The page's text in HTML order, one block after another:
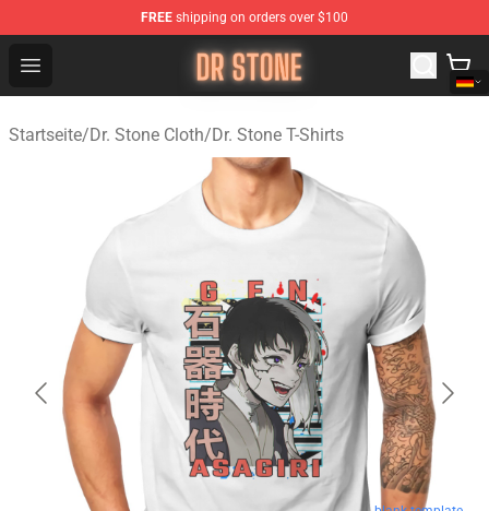
FREE shipping on orders over $100
Open menu
Dr Stone Store - Official Dr Stone Merchandise Shop
Startseite/Dr. Stone Cloth/Dr. Stone T-Shirts